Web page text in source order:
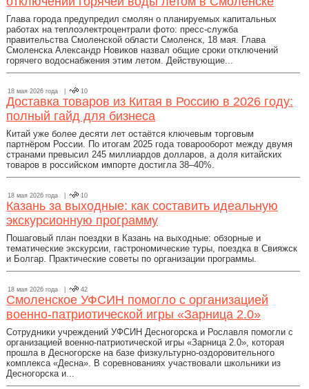
Глава города предупредил смолян о планируемых капитальных
работах на теплоэлектроцентрали фото: пресс-служба
правительства Смоленской области Смоленск, 18 мая. Глава
Смоленска Александр Новиков назвал общие сроки отключений
горячего водоснабжения этим летом. Действующие...
18 мая 2026 года | 10
Доставка товаров из Китая в Россию в 2026 году:
полный гайд для бизнеса
Китай уже более десяти лет остаётся ключевым торговым
партнёром России. По итогам 2025 года товарооборот между двумя
странами превысил 245 миллиардов долларов, а доля китайских
товаров в российском импорте достигла 38–40%.
18 мая 2026 года | 10
Казань за выходные: как составить идеальную
экскурсионную программу
Пошаговый план поездки в Казань на выходные: обзорные и
тематические экскурсии, гастрономические туры, поездка в Свияжск
и Болгар. Практические советы по организации программы.
18 мая 2026 года | 42
Смоленское УФСИН помогло с организацией
военно-патриотической игры «Зарница 2.0»
Сотрудники учреждений УФСИН Десногорска и Рославля помогли с
организацией военно-патриотической игры «Зарница 2.0», которая
прошла в Десногорске на базе физкультурно-оздоровительного
комплекса «Десна». В соревнованиях участвовали школьники из
Десногорска и...